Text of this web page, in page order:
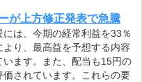
が上方修正発表で急騰
は、今期の経常利益を33％
り、最高益を予想する内容
ます。また、配当も15円の
されています。これらの要